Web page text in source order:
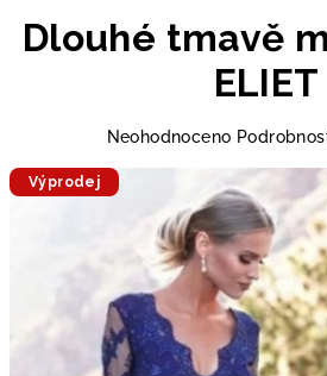
Dlouhé tmavě
ELIET
Průměrné
hvězdiček.
Neohodnoceno
Výprodej